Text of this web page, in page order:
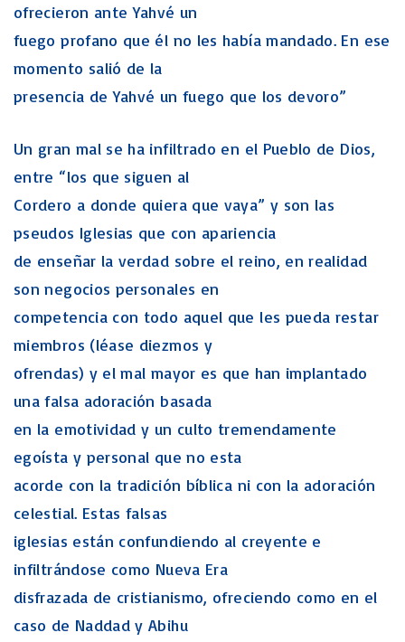
ofrecieron ante Yahvé un
fuego profano que él no les había mandado. En ese
momento salió de la
presencia de Yahvé un fuego que los devoro”
Un gran mal se ha infiltrado en el Pueblo de Dios,
entre “los que siguen al
Cordero a donde quiera que vaya” y son las
pseudos Iglesias que con apariencia
de enseñar la verdad sobre el reino, en realidad
son negocios personales en
competencia con todo aquel que les pueda restar
miembros (léase diezmos y
ofrendas) y el mal mayor es que han implantado
una falsa adoración basada
en la emotividad y un culto tremendamente
egoísta y personal que no esta
acorde con la tradición bíblica ni con la adoración
celestial. Estas falsas
iglesias están confundiendo al creyente e
infiltrándose como Nueva Era
disfrazada de cristianismo, ofreciendo como en el
caso de Naddad y Abihu